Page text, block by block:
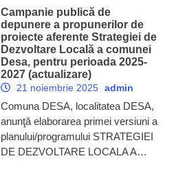
Campanie publică de
depunere a propunerilor de
proiecte aferente Strategiei de
Dezvoltare Locală a comunei
Desa, pentru perioada 2025-
2027 (actualizare)
21 noiembrie 2025 admin
Comuna DESA, localitatea DESA,
anunţă elaborarea primei versiuni a
planului/programului STRATEGIEI
DE DEZVOLTARE LOCALA A…